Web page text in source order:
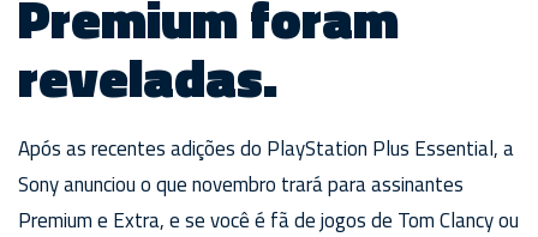
Premium foram
reveladas.
Após as recentes adições do PlayStation Plus Essential, a
Sony anunciou o que novembro trará para assinantes
Premium e Extra, e se você é fã de jogos de Tom Clancy ou